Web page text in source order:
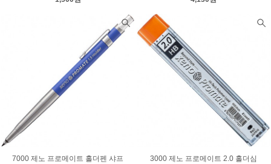
7000 제노 프로메이트 홀더펜 샤프
3000 제노 프로메이트 2.0 홀더심